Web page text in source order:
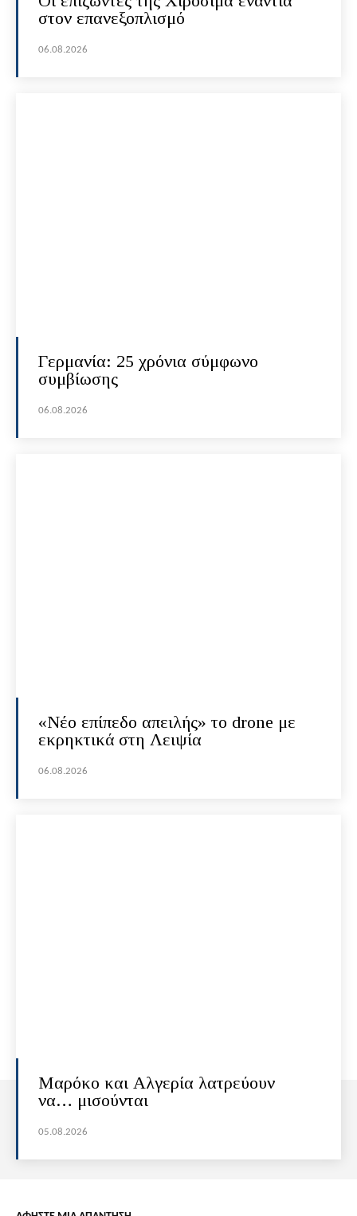
στον επανεξοπλισμό
06.08.2026
Γερμανία: 25 χρόνια σύμφωνο
συμβίωσης
06.08.2026
«Νέο επίπεδο απειλής» το drone με
εκρηκτικά στη Λειψία
06.08.2026
Μαρόκο και Αλγερία λατρεύουν
να… μισούνται
05.08.2026